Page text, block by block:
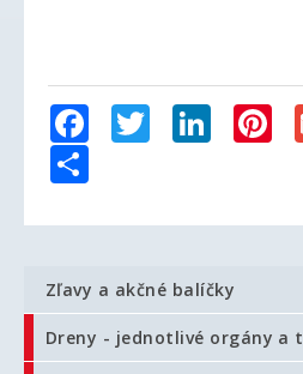
FacebookTwitter
Zľavy a akčné balíčky
Dreny - jednotlivé orgány a